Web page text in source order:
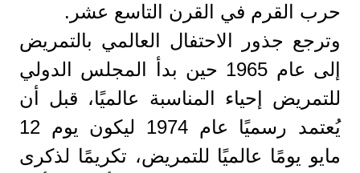
حرب القرم في القرن التاسع عشر.
وترجع جذور الاحتفال العالمي بالتمريض
إلى عام 1965 حين بدأ المجلس الدولي
للتمريض إحياء المناسبة عالميًا، قبل أن
يُعتمد رسميًا عام 1974 ليكون يوم 12
مايو يومًا عالميًا للتمريض، تكريمًا لذكرى